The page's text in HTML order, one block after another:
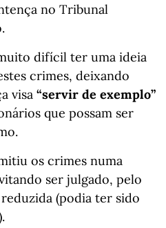
no Tribunal
difícil ter uma ideia
crimes, deixando
visa “servir de exemplo”
que possam ser
os crimes numa
ser julgado, pelo
(podia ter sido